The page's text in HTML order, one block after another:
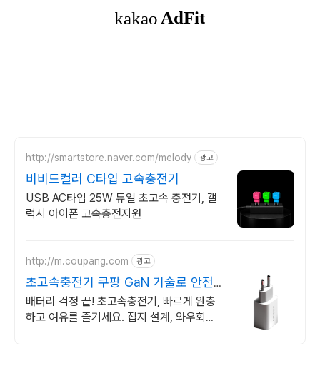
http://smartstore.naver.com/melody 광고
비비드컬러 C타입 고속충전기
USB AC타입 25W 듀얼 초고속 충전기, 갤
럭시 아이폰 고속충전지원
http://m.coupang.com 광고
초고속충전기 쿠팡 GaN 기술로 안전
하게
배터리 걱정 끝! 초고속충전기, 빠르게 완충
하고 여유를 즐기세요. 접지 설계, 와우회원